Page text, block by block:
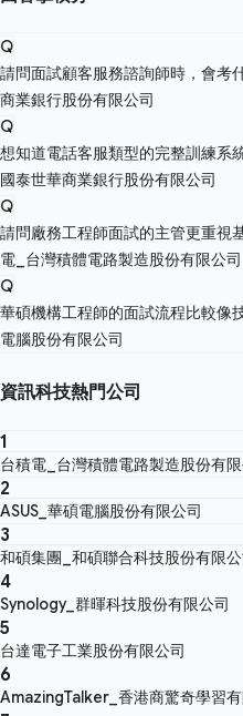
Q
請問面試顧客服務諮詢師時，會考
商業銀行股份有限公司
Q
想知道電話客服類型的完整訓練系
國泰世華商業銀行股份有限公司
Q
請問廠務工程師面試的主管更重視
電_台灣積體電路製造股份有限公司
Q
華碩機構工程師的面試流程比較像
電腦股份有限公司
資訊科技熱門公司
1
台積電_台灣積體電路製造股份有
2
ASUS_華碩電腦股份有限公司
3
和碩集團_和碩聯合科技股份有限公
4
Synology_群暉科技股份有限公司
5
台達電子工業股份有限公司
6
AmazingTalker_香港商驚奇學習有